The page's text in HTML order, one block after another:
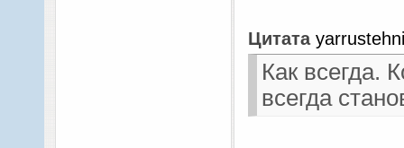
Цитата
Как всегда.
всегда